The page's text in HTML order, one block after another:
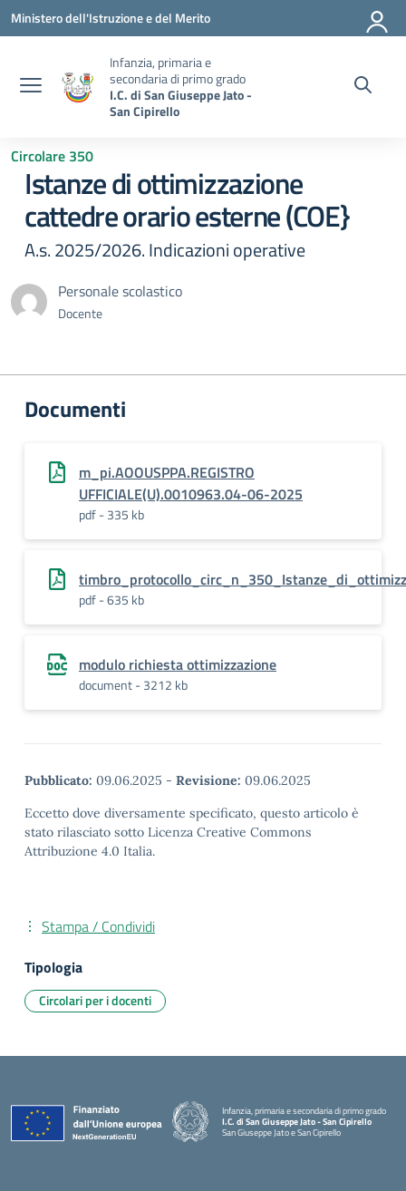
Vai ai contenuti
Vai al menu di navigazione
Vai al footer
Ministero dell'Istruzione e del Merito
Infanzia, primaria e
secondaria di primo grado
I.C. di San Giuseppe Jato -
San Cipirello
Circolare 350
Istanze di ottimizzazione
cattedre orario esterne (COE}
A.s. 2025/2026. Indicazioni operative
Personale scolastico
Docente
Documenti
m_pi.AOOUSPPA.REGISTRO
UFFICIALE(U).0010963.04-06-2025
pdf - 335 kb
pdf - 635 kb
modulo richiesta ottimizzazione
document - 3212 kb
Pubblicato: 09.06.2025 - Revisione: 09.06.2025
Eccetto dove diversamente specificato, questo articolo è
stato rilasciato sotto Licenza Creative Commons
Attribuzione 4.0 Italia.
Stampa / Condividi
Tipologia
Circolari per i docenti
Infanzia, primaria e secondaria di primo grado
I.C. di San Giuseppe Jato - San Cipirello
San Giuseppe Jato e San Cipirello